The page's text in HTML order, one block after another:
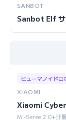
SANBOT
Sanbot Elf サ
ヒューマノイドロ
XIAOMI
Xiaomi
Mi-Sense 2.0+汗